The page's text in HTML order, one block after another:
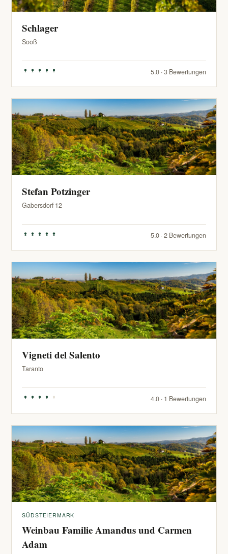
Schlager
Sooß
5.0 · 3 Bewertungen
Stefan Potzinger
Gabersdorf 12
5.0 · 2 Bewertungen
Vigneti del Salento
Taranto
4.0 · 1 Bewertungen
SÜDSTEIERMARK
Weinbau Familie Amandus und Carmen
Adam